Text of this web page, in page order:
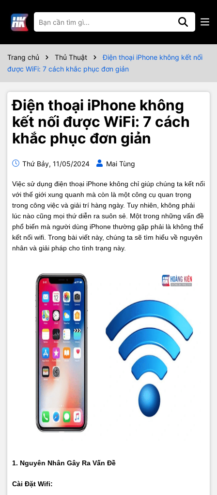
Trang chủ Thủ Thuật
Điện thoại iPhone không kết nối
được WiFi: 7 cách khắc phục đơn giản
Điện thoại iPhone không
kết nối được WiFi: 7 cách
khắc phục đơn giản
Thứ Bảy, 11/05/2024 Mai Tùng
Việc sử dụng điện thoại iPhone không chỉ giúp chúng ta kết nối
với thế giới xung quanh mà còn là một công cụ quan trọng
trong công việc và giải trí hàng ngày. Tuy nhiên, không phải
lúc nào cũng mọi thứ diễn ra suôn sẻ. Một trong những vấn đề
phổ biến mà người dùng iPhone thường gặp phải là không thể
kết nối wifi. Trong bài viết này, chúng ta sẽ tìm hiểu về nguyên
nhân và giải pháp cho tình trạng này.
1. Nguyên Nhân Gây Ra Vấn Đề
Cài Đặt Wifi: